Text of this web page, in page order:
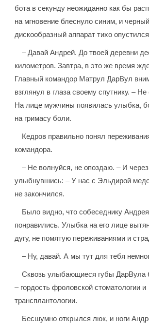
бота в секунду неожиданно как бы
на мгновение блеснуло синим, и черный
дискообразный аппарат тихо
– Давай Андрей. До твоей деревни
километров. Завтра, в это же время
Главный командор Матрул ДарВул
взглянул в глаза своему спутнику. –
На лице мужчины появилась улыбка,
на гримасу боли.
Кедров правильно понял
командора.
– Не волнуйся, не опоздаю. – И
улыбнувшись: – У нас с Эльдирой
не закончился.
Было видно, что собеседнику
понравились. Улыбка на его лице
дугу, не помятую переживаниями и
– Ну, давай. А мы тут для тебя
Сквозь улыбающиеся губы ДарВула
– гордость фроловской стоматологии и
трансплантологии.
Бесшумно открылся люк, и ноги